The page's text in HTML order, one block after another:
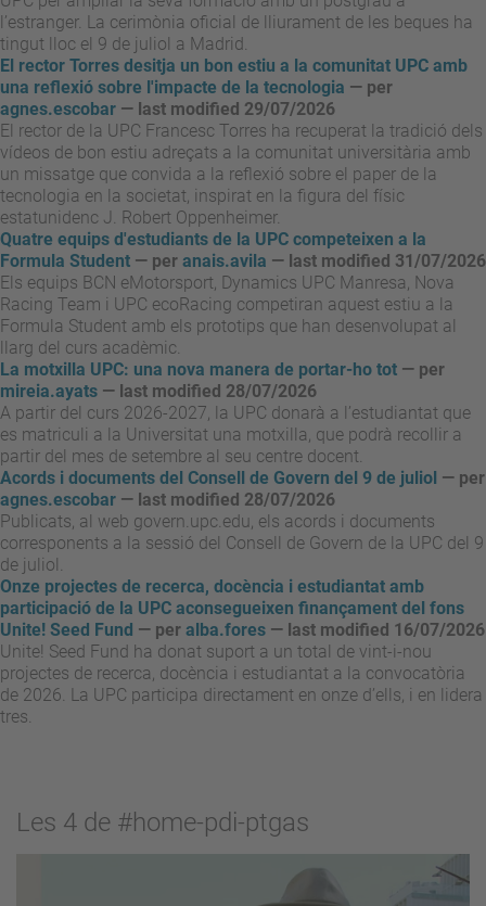
l’estranger. La cerimònia oficial de lliurament de les beques ha
tingut lloc el 9 de juliol a Madrid.
El rector Torres desitja un bon estiu a la comunitat UPC amb
una reflexió sobre l'impacte de la tecnologia — per
agnes.escobar — last modified 29/07/2026
El rector de la UPC Francesc Torres ha recuperat la tradició dels
vídeos de bon estiu adreçats a la comunitat universitària amb
un missatge que convida a la reflexió sobre el paper de la
tecnologia en la societat, inspirat en la figura del físic
estatunidenc J. Robert Oppenheimer.
Quatre equips d'estudiants de la UPC competeixen a la
Formula Student — per anais.avila — last modified 31/07/2026
Els equips BCN eMotorsport, Dynamics UPC Manresa, Nova
Racing Team i UPC ecoRacing competiran aquest estiu a la
Formula Student amb els prototips que han desenvolupat al
llarg del curs acadèmic.
La motxilla UPC: una nova manera de portar-ho tot — per
mireia.ayats — last modified 28/07/2026
A partir del curs 2026-2027, la UPC donarà a l’estudiantat que
es matriculi a la Universitat una motxilla, que podrà recollir a
partir del mes de setembre al seu centre docent.
Acords i documents del Consell de Govern del 9 de juliol — per
agnes.escobar — last modified 28/07/2026
Publicats, al web govern.upc.edu, els acords i documents
corresponents a la sessió del Consell de Govern de la UPC del 9
de juliol.
Onze projectes de recerca, docència i estudiantat amb
participació de la UPC aconsegueixen finançament del fons
Unite! Seed Fund — per alba.fores — last modified 16/07/2026
Unite! Seed Fund ha donat suport a un total de vint-i-nou
projectes de recerca, docència i estudiantat a la convocatòria
de 2026. La UPC participa directament en onze d’ells, i en lidera
tres.
Les 4 de #home-pdi-ptgas